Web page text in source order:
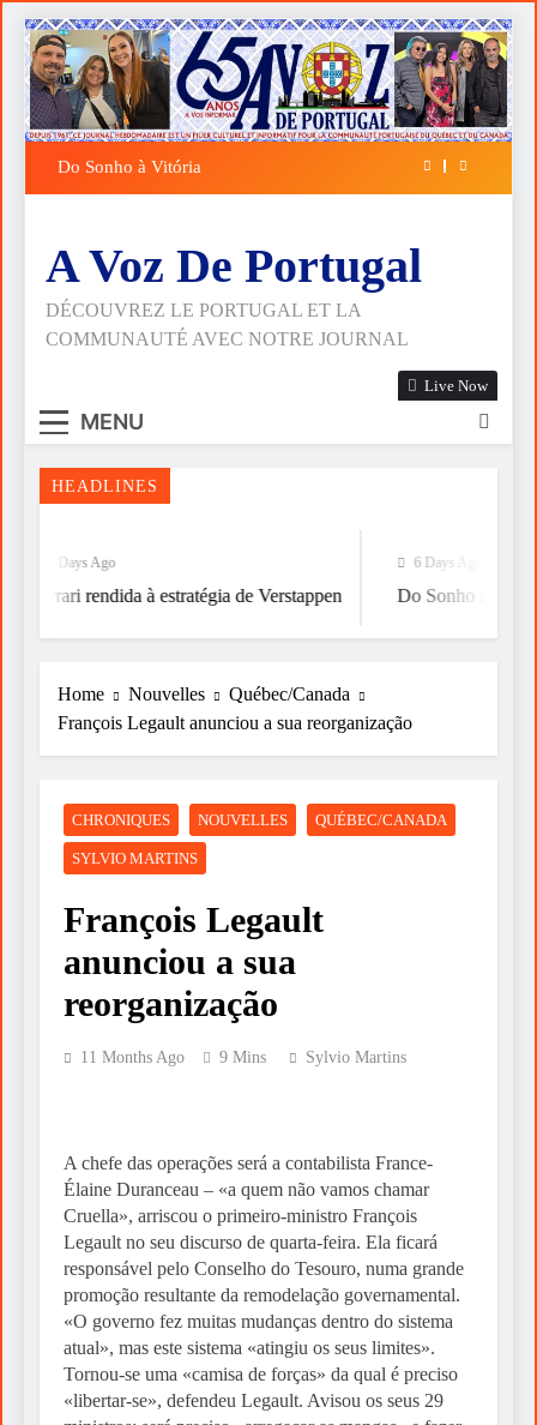
Skip
to
content
Do Sonho à Vitória
A FALÁCIA
A Voz De Portugal
DÉCOUVREZ LE PORTUGAL ET LA
COMMUNAUTÉ AVEC NOTRE JOURNAL
MENU
Live Now
HEADLINES
2 Days Ago
Ferrari rendida à estratégia de Verstappen
6 Days Ago
Do Sonho à Vitória
Home Nouvelles
Québec/Canada
François Legault anunciou a sua reorganização
CHRONIQUES NOUVELLES QUÉBEC/CANADA
SYLVIO MARTINS
François Legault
anunciou a sua
reorganização
11 Months Ago 9 Mins Sylvio Martins
A chefe das operações será a contabilista France-
Élaine Duranceau – «a quem não vamos chamar
Cruella», arriscou o primeiro-ministro François
Legault no seu discurso de quarta-feira. Ela ficará
responsável pelo Conselho do Tesouro, numa grande
promoção resultante da remodelação governamental.
«O governo fez muitas mudanças dentro do sistema
atual», mas este sistema «atingiu os seus limites».
Tornou-se uma «camisa de forças» da qual é preciso
«libertar-se», defendeu Legault. Avisou os seus 29